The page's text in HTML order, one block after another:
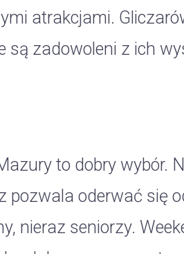
atrakcjami.
są zadowoleni z ich
to dobry wybór.
pozwala oderwać się
nieraz seniorzy.